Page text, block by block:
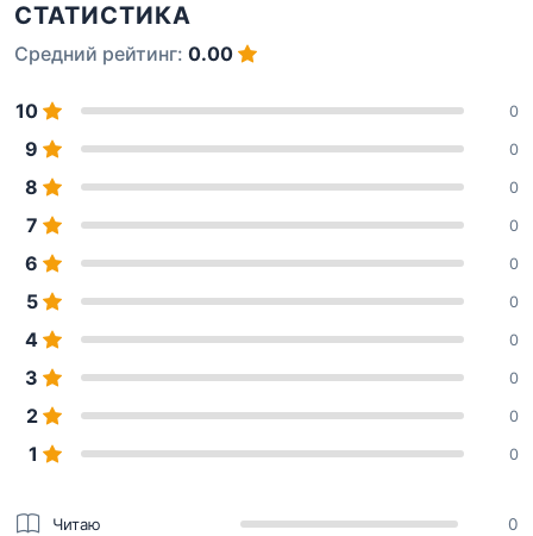
СТАТИСТИКА
Средний рейтинг: 0.00
10 0
9 0
8 0
7 0
6 0
5 0
4 0
3 0
2 0
1 0
Читаю 0